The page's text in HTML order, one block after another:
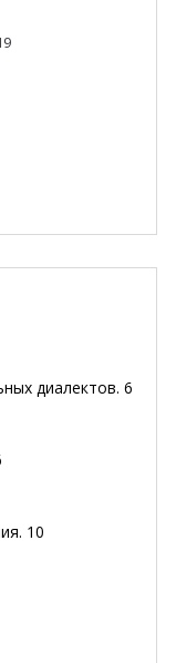
диалектов. 6
. 10